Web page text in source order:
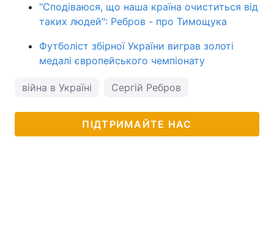
"Сподіваюся, що наша країна очиститься від
таких людей": Ребров - про Тимощука
Футболіст збірної України виграв золоті
медалі європейського чемпіонату
війна в Україні Сергій Ребров
ПІДТРИМАЙТЕ НАС